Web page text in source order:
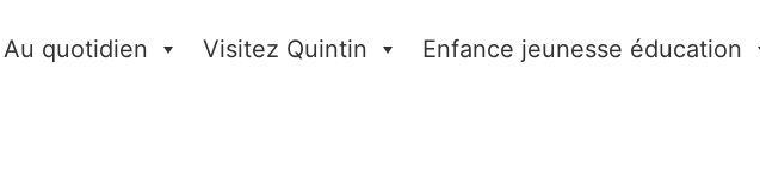
Au quotidien Visitez Quintin Enfance jeunesse éducation